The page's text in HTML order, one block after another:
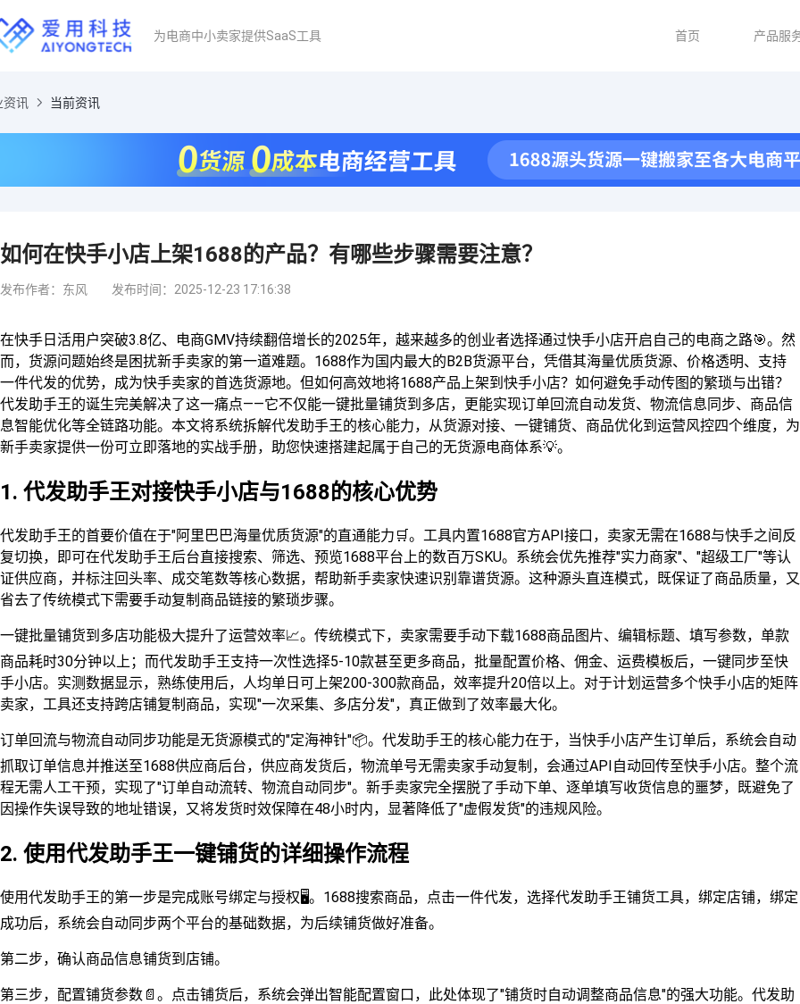
为电商中小卖家提供SaaS工具 首页 产品服
资讯 当前资讯
如何在快手小店上架1688的产品？有哪些步骤需要注意？
发布作者：东风 发布时间：2025-12-23 17:16:38
在快手日活用户突破3.8亿、电商GMV持续翻倍增长的2025年，越来越多的创业者选择通过快手小店开启自己的电商之路🎯。然
而，货源问题始终是困扰新手卖家的第一道难题。1688作为国内最大的B2B货源平台，凭借其海量优质货源、价格透明、支持
一件代发的优势，成为快手卖家的首选货源地。但如何高效地将1688产品上架到快手小店？如何避免手动传图的繁琐与出错？
代发助手王的诞生完美解决了这一痛点——它不仅能一键批量铺货到多店，更能实现订单回流自动发货、物流信息同步、商品信
息智能优化等全链路功能。本文将系统拆解代发助手王的核心能力，从货源对接、一键铺货、商品优化到运营风控四个维度，为
新手卖家提供一份可立即落地的实战手册，助您快速搭建起属于自己的无货源电商体系💡。
1. 代发助手王对接快手小店与1688的核心优势
代发助手王的首要价值在于"阿里巴巴海量优质货源"的直通能力🛒。工具内置1688官方API接口，卖家无需在1688与快手之间反
复切换，即可在代发助手王后台直接搜索、筛选、预览1688平台上的数百万SKU。系统会优先推荐"实力商家"、"超级工厂"等认
证供应商，并标注回头率、成交笔数等核心数据，帮助新手卖家快速识别靠谱货源。这种源头直连模式，既保证了商品质量，又
省去了传统模式下需要手动复制商品链接的繁琐步骤。
一键批量铺货到多店功能极大提升了运营效率📈。传统模式下，卖家需要手动下载1688商品图片、编辑标题、填写参数，单款
商品耗时30分钟以上；而代发助手王支持一次性选择5-10款甚至更多商品，批量配置价格、佣金、运费模板后，一键同步至快
手小店。实测数据显示，熟练使用后，人均单日可上架200-300款商品，效率提升20倍以上。对于计划运营多个快手小店的矩阵
卖家，工具还支持跨店铺复制商品，实现"一次采集、多店分发"，真正做到了效率最大化。
订单回流与物流自动同步功能是无货源模式的"定海神针"📦。代发助手王的核心能力在于，当快手小店产生订单后，系统会自动
抓取订单信息并推送至1688供应商后台，供应商发货后，物流单号无需卖家手动复制，会通过API自动回传至快手小店。整个流
程无需人工干预，实现了"订单自动流转、物流自动同步"。新手卖家完全摆脱了手动下单、逐单填写收货信息的噩梦，既避免了
因操作失误导致的地址错误，又将发货时效保障在48小时内，显著降低了"虚假发货"的违规风险。
2. 使用代发助手王一键铺货的详细操作流程
使用代发助手王的第一步是完成账号绑定与授权🖥️。1688搜索商品，点击一件代发，选择代发助手王铺货工具，绑定店铺，绑定
成功后，系统会自动同步两个平台的基础数据，为后续铺货做好准备。
第二步，确认商品信息铺货到店铺。
第三步，配置铺货参数📄。点击铺货后，系统会弹出智能配置窗口，此处体现了"铺货时自动调整商品信息"的强大功能。代发助